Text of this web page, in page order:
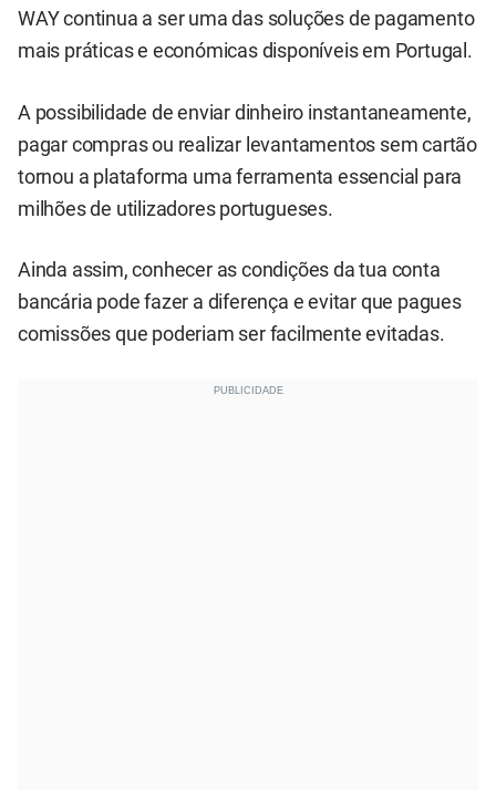
WAY continua a ser uma das soluções de pagamento
mais práticas e económicas disponíveis em Portugal.
A possibilidade de enviar dinheiro instantaneamente,
pagar compras ou realizar levantamentos sem cartão
tornou a plataforma uma ferramenta essencial para
milhões de utilizadores portugueses.
Ainda assim, conhecer as condições da tua conta
bancária pode fazer a diferença e evitar que pagues
comissões que poderiam ser facilmente evitadas.